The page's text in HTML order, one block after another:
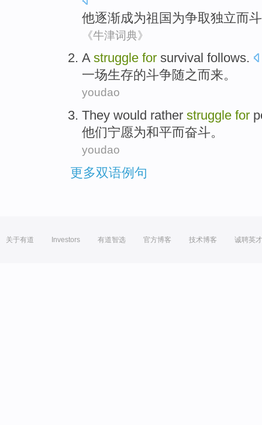
他逐渐成为祖国为争取独立而
《牛津词典》
A struggle for survival follows.
一场生存的斗争随之而来。
youdao
They would rather struggle for
他们宁愿为和平而奋斗。
youdao
更多双语例句
关于有道 Investors 有道智选 官方博客 技术博客 诚聘英才